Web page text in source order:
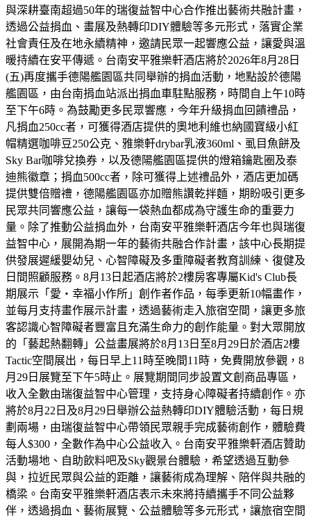
與深耕臺南超過50年的瑞復益智中心合作推出藝術共融計畫，
透過公益捐血、畫展及熱轉印DIY體驗等多元形式，落實企業
社會責任及在地永續精神，邀請民眾一起響應公益，讓愛與溫
暖持續在安平傳遞。台南安平雅樂軒酒店將於2026年8月28日
(五)再度攜手德陽艦園區共同舉辦的捐血活動，地點設於德陽
艦園區，由台南捐血站派出捐血車駐點服務，時間自上午10時
至下午6時。為鼓勵更多民眾響應，今年升級捐血回饋禮品，
凡捐血250cc者，可獲得酒店提供的奧地利維也納國寶級小紅
帽精選咖啡豆250公克、雅樂軒drybar乳液360ml、虱目魚餅及
Sky Bar咖啡兌換券，以及德陽艦園區提供的燈箱鑰匙圈及泰
迪熊徽章；捐血500cc者，除可獲得上述禮品外，酒店更加碼
提供雙倍贈禮，德陽艦園區亦加贈熊讚乾拌麵，期盼吸引更多
民眾共同響應公益，讓每一袋熱血都成為守護生命的重要力
量。除了推動公益捐血外，台南安平雅樂軒酒店今年也與瑞復
益智中心，展開為期一年的藝術共融合作計畫，該中心長期提
供發展遲緩嬰幼兒、心智障礙及多重障礙者教育訓練、復健及
日間照顧服務。8月13日起酒店將於2樓房客專屬Kid's Club長
期展示「愛・幸福小作所」創作者作品，每季更新10幅畫作，
並每月支持畫作展示計畫，透過藝術走入旅宿空間，讓更多旅
客認識心智障礙者豐富且充滿生命力的創作能量。對大眾開放
的「藝起熱翻轉」公益畫展將於8月13日至8月29日於酒店2樓
Tactic空間展出，每日早上11時至晚間11時，免費開放參觀，8
月29日展覽至下午5時止。展覽期間同步設置文創商品專區，
收入全數由瑞復益智中心管理，支持身心障礙者持續創作。亦
將於8月22日及8月29日舉辦公益熱轉印DIY體驗活動，每日規
劃兩場，由瑞復益智中心帶領民眾親手完成藝術創作，體驗費
每人$300，全數作為中心公益收入。台南安平雅樂軒酒店贊助
活動場地、自助飲料吧及Sky觀景台體驗，希望透過互動參
與，拉近民眾與公益的距離，讓藝術成為理解、陪伴與共融的
橋梁。台南安平雅樂軒酒店表示未來將持續攜手不同公益夥
伴，透過捐血、藝術展覽、公益體驗等多元形式，讓旅宿空間